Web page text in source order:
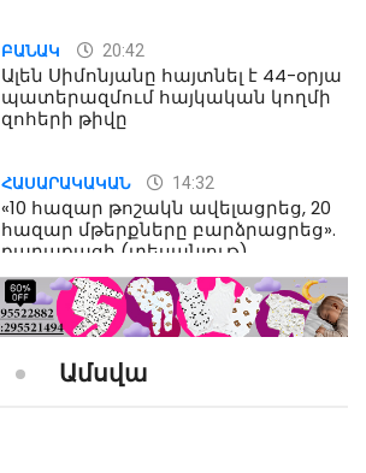
ԲԱՆԱԿ 20:42
Ալեն Սիմոնյանը հայտնել է 44-օրյա
պատերազմում հայկական կողմի
զոհերի թիվը
ՀԱՍԱՐԱԿԱԿԱՆ 14:32
«10 հազար թոշակն ավելացրեց, 20
հազար մթերքները բարձրացրեց».
քաղաքացի (տեսանյութ)
ՔԱՂԱՔԱԿԱՆ 10:52
«Լեզվիդ տալու փոխարեն
արտաբերիր այս երկու
նախադասությունը»․ Իշխան
Ամսվա